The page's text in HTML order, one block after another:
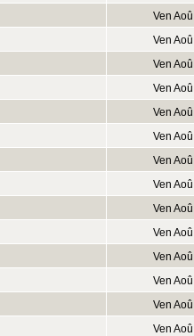
Ven
Ven
Ven
Ven
Ven
Ven
Ven
Ven
Ven
Ven
Ven
Ven
Ven
Ven